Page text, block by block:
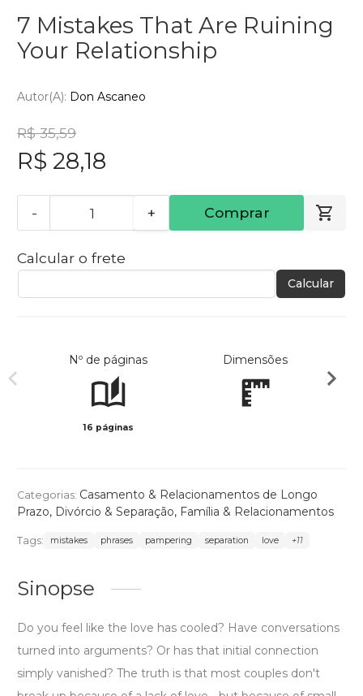
7 Mistakes That Are Ruining
Your Relationship
Autor(a): Don Ascaneo
R$ 35,59
R$ 28,18
- + Comprar
Calcular o frete
Calcular
Nº de páginas
16 páginas
Dimensões
Categorias: Casamento & Relacionamentos de Longo
Prazo, Divórcio & Separação, Família & Relacionamentos
Tags: mistakes phrases pampering separation love +11
Sinopse
Do you feel like the love has cooled? Have conversations
turned into arguments? Or has that initial connection
simply vanished? The truth is that most couples don't